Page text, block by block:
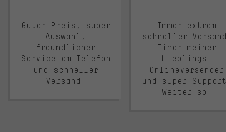
Guter Preis, super
Auswahl,
freundlicher
Service am Telefon
und schneller
Versand.
Immer extrem
schneller
Einer meiner
Lieblings-
Onlineversender
und super
Weiter so!